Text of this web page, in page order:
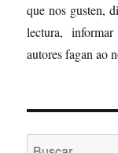
que nos gusten,
lectura,
autores fagan ao
Buscar: